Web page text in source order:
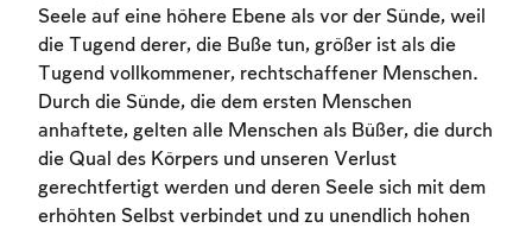
Seele auf eine höhere Ebene als vor der Sünde, weil
die Tugend derer, die Buße tun, größer ist als die
Tugend vollkommener, rechtschaffener Menschen.
Durch die Sünde, die dem ersten Menschen
anhaftete, gelten alle Menschen als Büßer, die durch
die Qual des Körpers und unseren Verlust
gerechtfertigt werden und deren Seele sich mit dem
erhöhten Selbst verbindet und zu unendlich hohen